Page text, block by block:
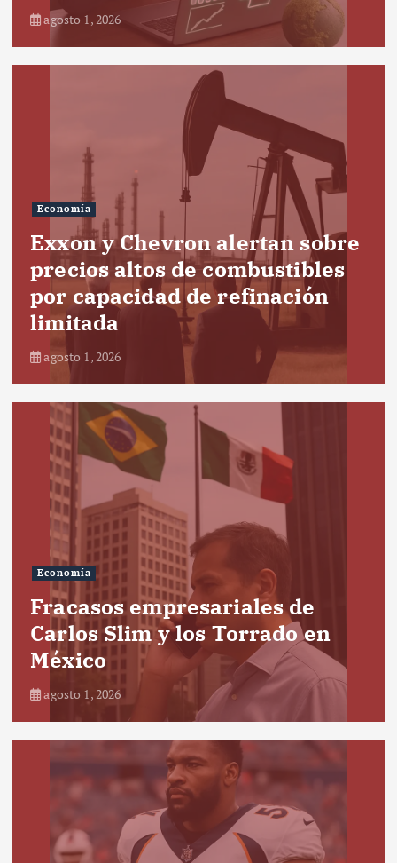
agosto 1, 2026
Economía
Exxon y Chevron alertan sobre
precios altos de combustibles
por capacidad de refinación
limitada
agosto 1, 2026
Economía
Fracasos empresariales de
Carlos Slim y los Torrado en
México
agosto 1, 2026